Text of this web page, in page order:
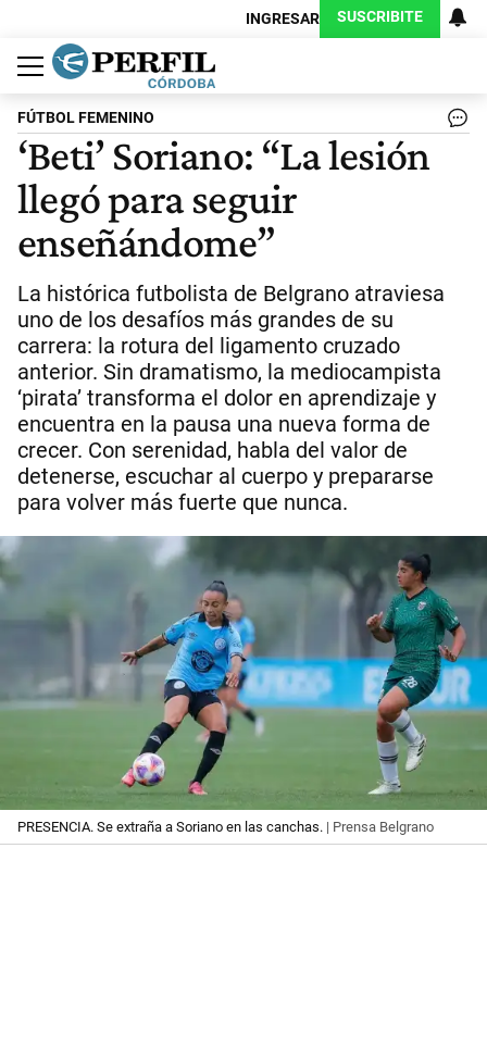
INGRESAR SUSCRIBITE
Política
Economía
Judiciales
Sociedad
Cultura
Espectáculos
Deportes
Protagonistas
FÚTBOL FEMENINO
‘Beti’ Soriano: “La lesión
llegó para seguir
enseñándome”
La histórica futbolista de Belgrano atraviesa
uno de los desafíos más grandes de su
carrera: la rotura del ligamento cruzado
anterior. Sin dramatismo, la mediocampista
‘pirata’ transforma el dolor en aprendizaje y
encuentra en la pausa una nueva forma de
crecer. Con serenidad, habla del valor de
detenerse, escuchar al cuerpo y prepararse
para volver más fuerte que nunca.
PRESENCIA. Se extraña a Soriano en las canchas. | Prensa Belgrano